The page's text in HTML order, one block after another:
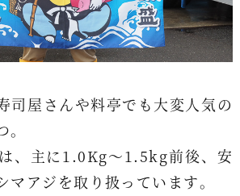
司屋さんや料亭でも大変人気の
、主に1.0Kg〜1.5kg前後、安
マアジを取り扱っています。